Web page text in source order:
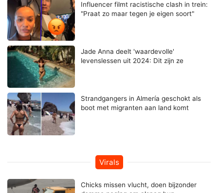
Influencer filmt racistische clash in trein:
"Praat zo maar tegen je eigen soort"
Jade Anna deelt 'waardevolle'
levenslessen uit 2024: Dit zijn ze
Strandgangers in Almería geschokt als
boot met migranten aan land komt
Virals
Chicks missen vlucht, doen bijzonder